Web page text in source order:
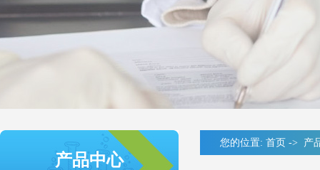
产品中心
您的位置: 首页 -> 产